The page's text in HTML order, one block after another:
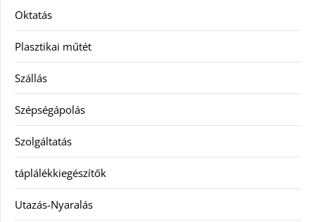
Oktatás
Plasztikai műtét
Szállás
Szépségápolás
Szolgáltatás
táplálékkiegészítők
Utazás-Nyaralás